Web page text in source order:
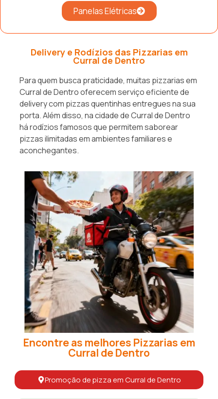
Panelas Elétricas
Delivery e Rodízios das Pizzarias em
Curral de Dentro
Para quem busca praticidade, muitas pizzarias em
Curral de Dentro oferecem serviço eficiente de
delivery com pizzas quentinhas entregues na sua
porta. Além disso, na cidade de Curral de Dentro
há rodízios famosos que permitem saborear
pizzas ilimitadas em ambientes familiares e
aconchegantes.
Encontre as melhores Pizzarias em
Curral de Dentro
Promoção de pizza em Curral de Dentro